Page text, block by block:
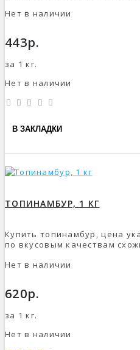
Нет в наличии
443р.
за 1 кг.
Нет в наличии
В ЗАКЛАДКИ
ТОПИНАМБУР, 1 КГ
Купить топинамбур, цена
по вкусовым качествам
Нет в наличии
620р.
за 1 кг.
Нет в наличии